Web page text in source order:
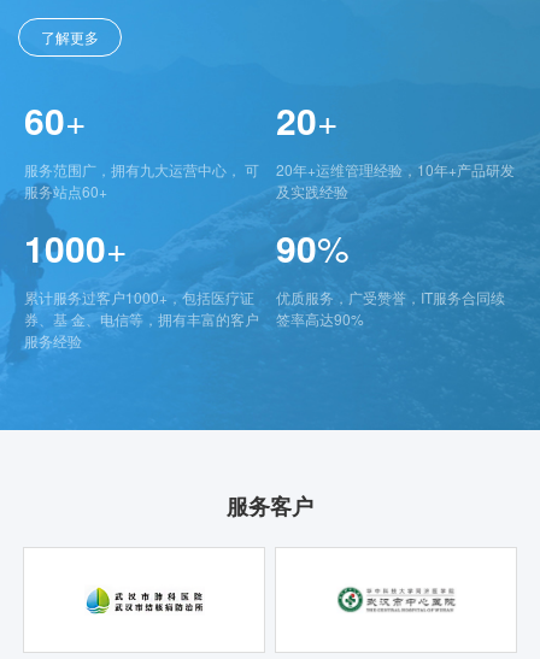
了解更多
60+
服务范围广，拥有九大运营中心， 可
服务站点60+
20+
20年+运维管理经验，10年+产品研发
及实践经验
1000+
累计服务过客户1000+，包括医疗证
券、基 金、电信等，拥有丰富的客户
服务经验
90%
优质服务，广受赞誉，IT服务合同续
签率高达90%
服务客户